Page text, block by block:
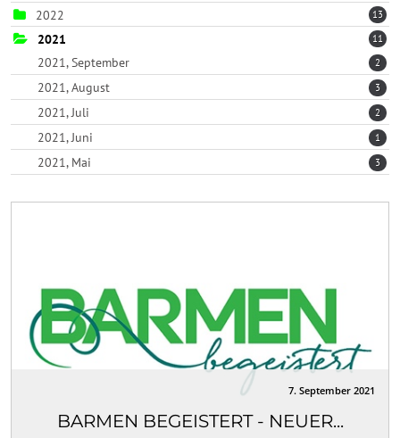
2022 13
2021 11
2021, September 2
2021, August 3
2021, Juli 2
2021, Juni 1
2021, Mai 3
7. September 2021
BARMEN BEGEISTERT - NEUER...